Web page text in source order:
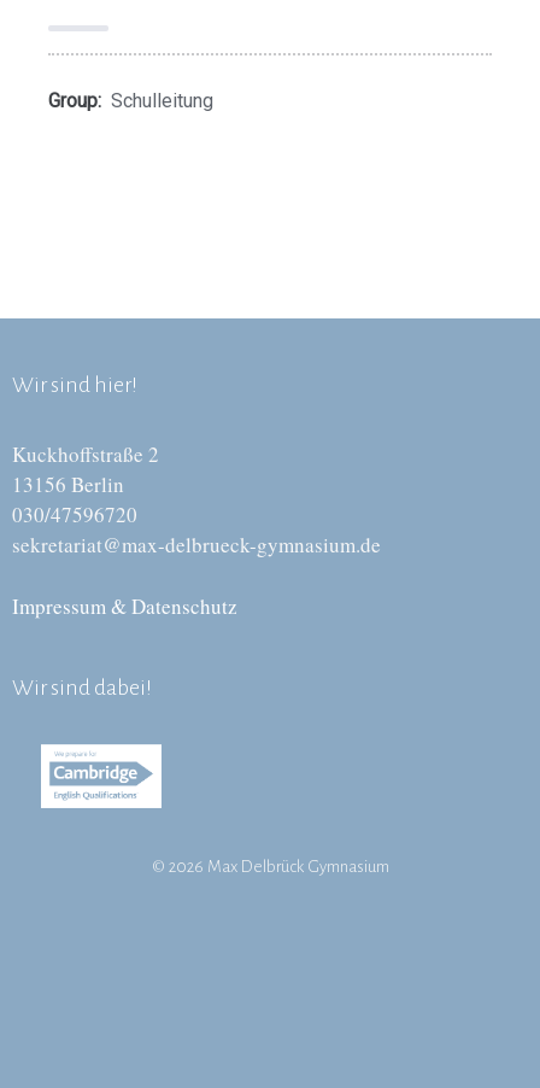
Group: Schulleitung
Wir sind hier!
Kuckhoffstraße 2
13156 Berlin
030/47596720
sekretariat@max-delbrueck-gymnasium.de
Impressum & Datenschutz
Wir sind dabei!
© 2026 Max Delbrück Gymnasium